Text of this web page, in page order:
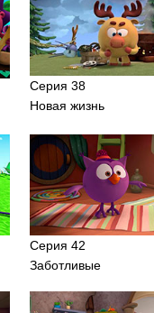
Серия 38
Новая жизнь
Серия 42
Заботливые